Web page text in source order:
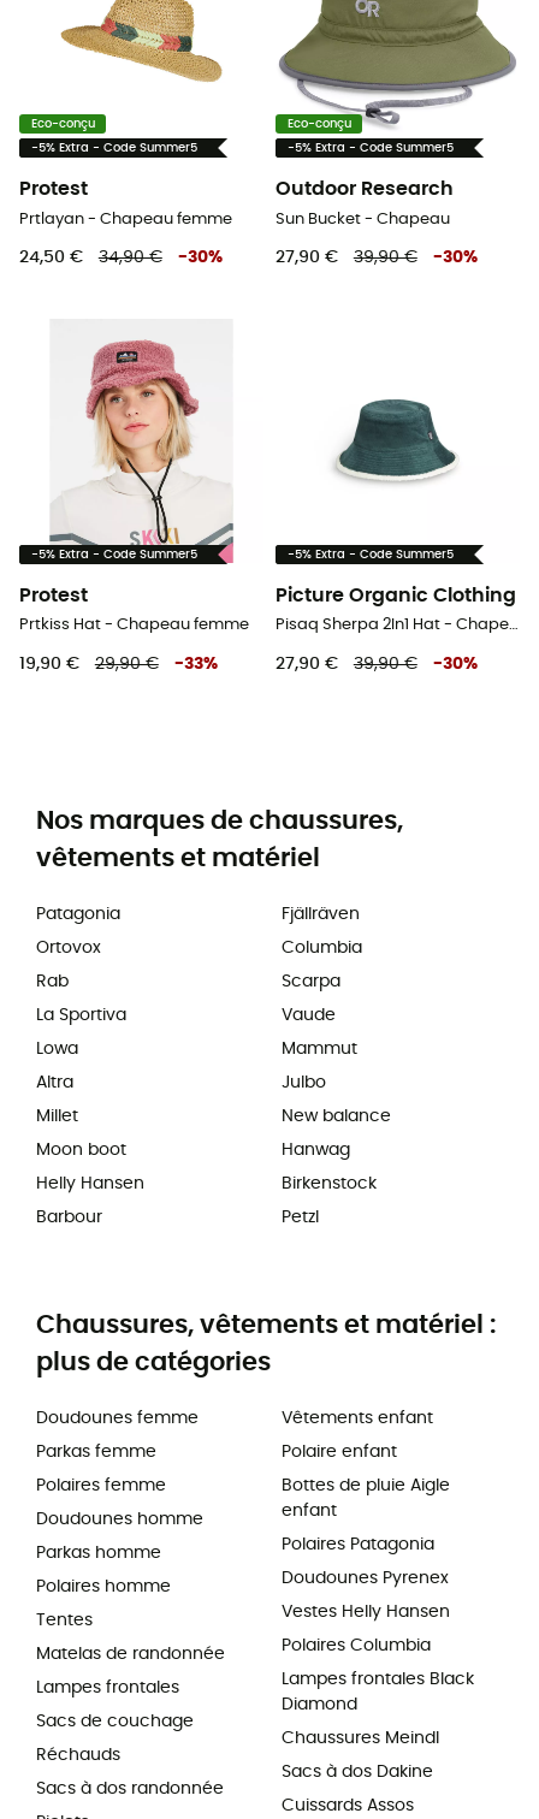
Eco-conçu
-5% Extra - Code Summer5
Protest
Prtlayan - Chapeau femme
24,50 € 34,90 € -30%
Eco-conçu
-5% Extra - Code Summer5
Outdoor Research
Sun Bucket - Chapeau
27,90 € 39,90 € -30%
-5% Extra - Code Summer5
Protest
Prtkiss Hat - Chapeau femme
19,90 € 29,90 € -33%
-5% Extra - Code Summer5
Picture Organic Clothing
Pisaq Sherpa 2In1 Hat - Chapeau femme
27,90 € 39,90 € -30%
Nos marques de chaussures,
vêtements et matériel
Patagonia
Ortovox
Rab
La Sportiva
Lowa
Altra
Millet
Moon boot
Helly Hansen
Barbour
Fjällräven
Columbia
Scarpa
Vaude
Mammut
Julbo
New balance
Hanwag
Birkenstock
Petzl
Chaussures, vêtements et matériel :
plus de catégories
Doudounes femme
Parkas femme
Polaires femme
Doudounes homme
Parkas homme
Polaires homme
Tentes
Matelas de randonnée
Lampes frontales
Sacs de couchage
Réchauds
Sacs à dos randonnée
Vêtements enfant
Polaire enfant
Bottes de pluie Aigle
enfant
Polaires Patagonia
Doudounes Pyrenex
Vestes Helly Hansen
Polaires Columbia
Lampes frontales Black
Diamond
Chaussures Meindl
Sacs à dos Dakine
Cuissards Assos